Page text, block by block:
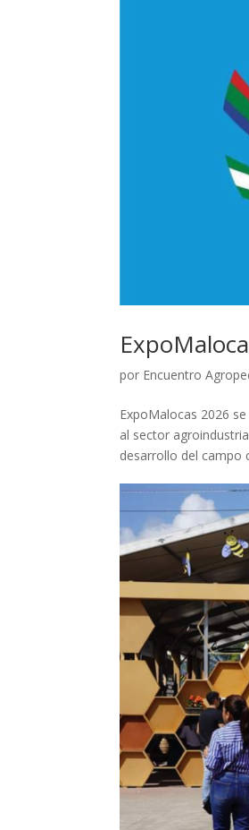
por Encuentro
ExpoMalocas 2026
al sector
desarrollo del campo